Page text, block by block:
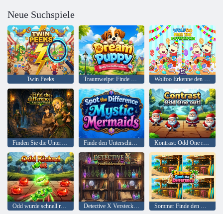
Neue Suchspiele
Twin Peeks Traumwelpe: Finde die Unterschiede Wolfoo Erkenne den Unterschied
Finde den Unterschied Mystische Meerjungfrauen
Odd wurde schnell rausgeschmissen Detective X Verstecktes Objekt finden Sommer Finde den Unterschied